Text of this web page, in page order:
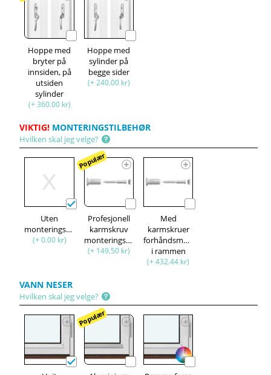
Hoppe med
bryter på
innsiden, på
utsiden
sylinder
(+ 360.00 kr)
Hoppe med
sylinder på
begge sider
(+ 240.00 kr)
VIKTIG! MONTERINGSTILBEHØR
Hvilken skal jeg velge?
Uten
monteringssett
(+ 0.00 kr)
Populær
Profesjonell
karmskruv
monteringssett
(+ 149.50 kr)
Med
karmskruer
forhåndsmontert
i rammen
(+ 432.44 kr)
VANN NESER
Hvilken skal jeg velge?
Populær